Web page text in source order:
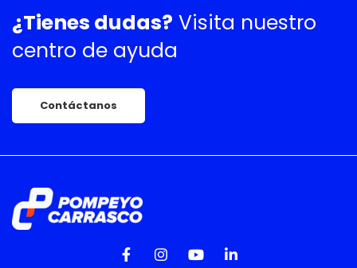
¿Tienes dudas? Visita nuestro
centro de ayuda
Contáctanos